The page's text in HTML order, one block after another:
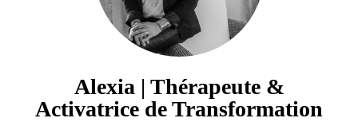
Alexia | Thérapeute &
Activatrice de Transformation